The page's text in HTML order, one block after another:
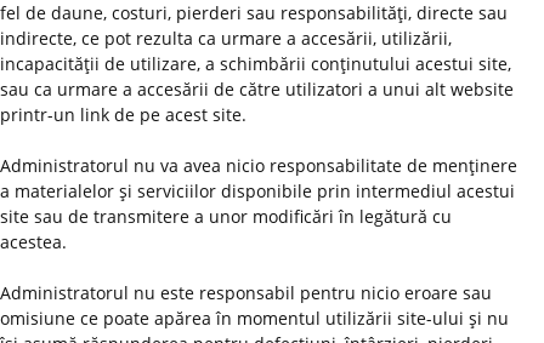
fel de daune, costuri, pierderi sau responsabilităţi, directe sau
indirecte, ce pot rezulta ca urmare a accesării, utilizării,
incapacităţii de utilizare, a schimbării conţinutului acestui site,
sau ca urmare a accesării de către utilizatori a unui alt website
printr-un link de pe acest site.
Administratorul nu va avea nicio responsabilitate de menţinere
a materialelor şi serviciilor disponibile prin intermediul acestui
site sau de transmitere a unor modificări în legătură cu
acestea.
Administratorul nu este responsabil pentru nicio eroare sau
omisiune ce poate apărea în momentul utilizării site-ului şi nu